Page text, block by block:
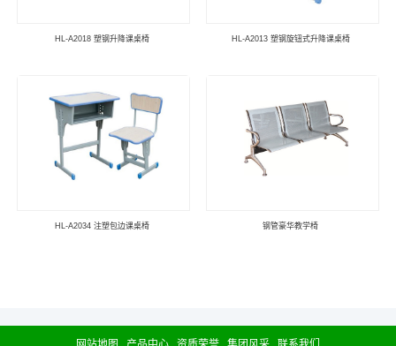
HL-A2018 塑钢升降课桌椅 HL-A2013 塑钢旋钮式升降课桌椅
HL-A2034 注塑包边课桌椅 钢管豪华教学椅